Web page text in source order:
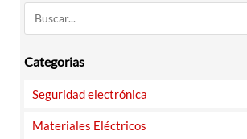
Categorias
Seguridad electrónica
Materiales Eléctricos